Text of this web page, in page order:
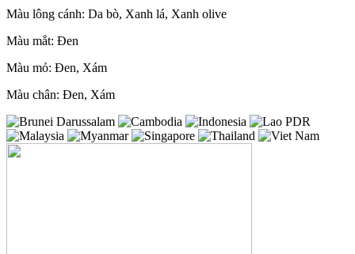
Màu lông cánh: Da bò, Xanh lá, Xanh olive
Màu mắt: Đen
Màu mỏ: Đen, Xám
Màu chân: Đen, Xám